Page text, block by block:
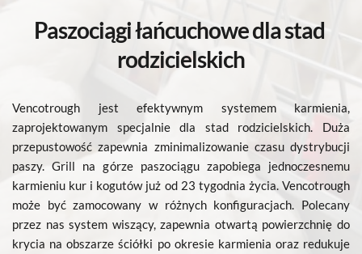
Paszociągi łańcuchowe dla stad
rodzicielskich
Vencotrough jest efektywnym systemem karmienia,
zaprojektowanym specjalnie dla stad rodzicielskich. Duża
przepustowość zapewnia zminimalizowanie czasu dystrybucji
paszy. Grill na górze paszociągu zapobiega jednoczesnemu
karmieniu kur i kogutów już od 23 tygodnia życia. Vencotrough
może być zamocowany w różnych konfiguracjach. Polecany
przez nas system wiszący, zapewnia otwartą powierzchnię do
krycia na obszarze ściółki po okresie karmienia oraz redukuje